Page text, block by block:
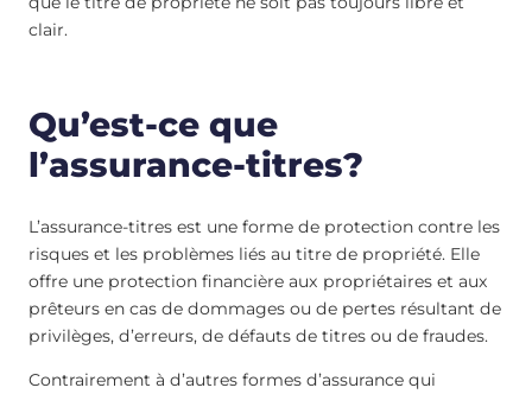
clair.
Qu’est-ce que
l’assurance-titres?
L’assurance-titres est une forme de protection contre les
risques et les problèmes liés au titre de propriété. Elle
offre une protection financière aux propriétaires et aux
prêteurs en cas de dommages ou de pertes résultant de
privilèges, d’erreurs, de défauts de titres ou de fraudes.
Contrairement à d’autres formes d’assurance qui